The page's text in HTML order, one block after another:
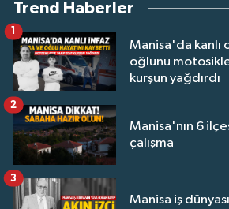
Trend Haberler
Manisa'da kanlı
oğlunu
kurşun yağdırdı
1
Manisa'nın 6
çalışma
2
Manisa iş
3